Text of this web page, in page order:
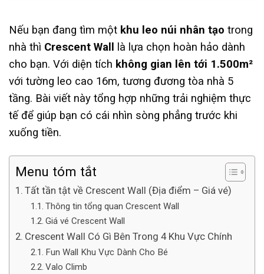
Nếu bạn đang tìm một khu leo núi nhân tạo trong
nhà thì Crescent Wall
là lựa chọn hoàn hảo dành
cho bạn. Với diện tích không gian lên tới 1.500m²
với tường leo cao 16m, tương đương tòa nhà 5
tầng. Bài viết này tổng hợp những trải nghiệm thực
tế để giúp bạn có cái nhìn sòng phẳng trước khi
xuống tiền.
Menu tóm tắt
Tất tần tật về Crescent Wall (Địa điểm – Giá vé)
Thông tin tổng quan Crescent Wall
Giá vé Crescent Wall
Crescent Wall Có Gì Bên Trong 4 Khu Vực Chính
Fun Wall Khu Vực Dành Cho Bé
Valo Climb